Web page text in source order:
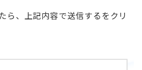
ら、上記内容で送信するをクリ